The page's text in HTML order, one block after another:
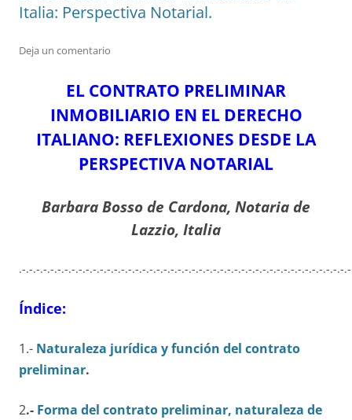
Italia: Perspectiva Notarial.
Deja un comentario
EL CONTRATO PRELIMINAR
INMOBILIARIO EN EL DERECHO
ITALIANO: REFLEXIONES DESDE LA
PERSPECTIVA NOTARIAL
Barbara Bosso de Cardona, Notaria de
Lazzio, Italia
.-.-.-.-.-.-.-.-.-.-.-.-.-.-.-.-.-.-.-.-.-.-.-.-.-.-.-.-.-.-.-.-.-.-.-.-.-.-.-.-.-.-.-.-.-
Índice:
1.- Naturaleza jurídica y función del contrato
preliminar.
2.- Forma del contrato preliminar, naturaleza de